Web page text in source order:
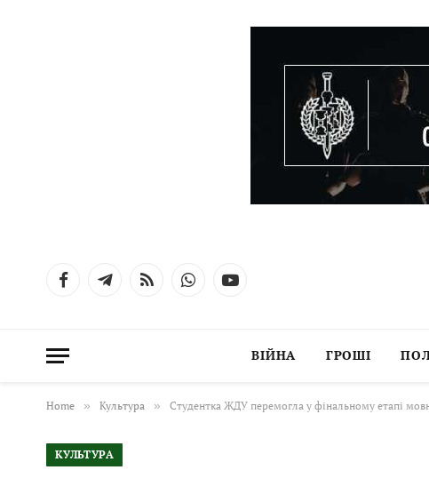
FacebookTelegramRSS WhatsAppYouTube
ВІЙНА ГРОШІ
Home » Культура » Студентка ЖДУ перемогла у фінальному етапі
КУЛЬТУРА